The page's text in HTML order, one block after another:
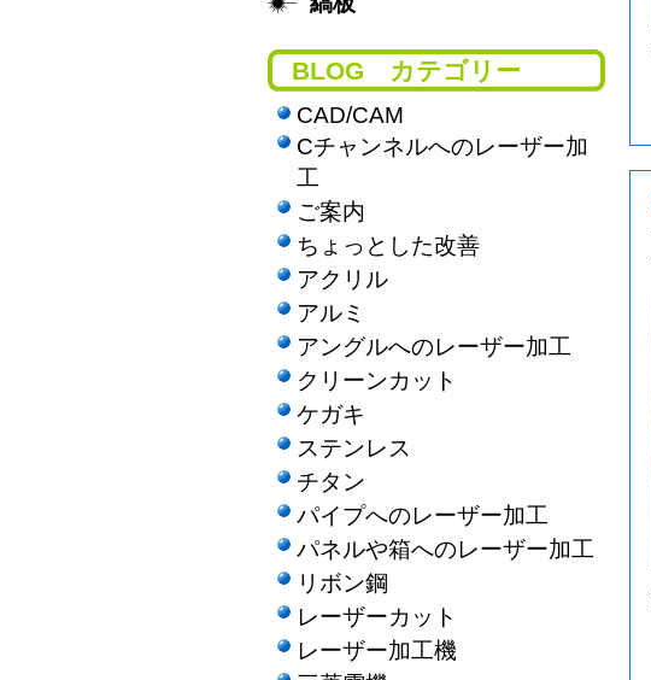
BLOG カテゴリー
CAD/CAM
Cチャンネルへのレーザー加
工
ご案内
ちょっとした改善
アクリル
アルミ
アングルへのレーザー加工
クリーンカット
ケガキ
ステンレス
チタン
パイプへのレーザー加工
パネルや箱へのレーザー加工
リボン鋼
レーザーカット
レーザー加工機